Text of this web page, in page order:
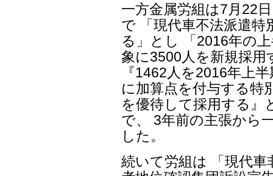
一方金属労組は7月22
で 「現代車不法派遣
る」とし 「2016年の
象に3500人を新規採
『1462人を2016年上
に加算点を付与する特
を優待して採用する』
で、 3年前の主張から
した。
続いて労組は 「現代